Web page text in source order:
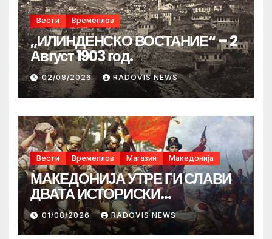
Вести Времеплов
„ИЛИНДЕНСКО ВОСТАНИЕ“ – 2
Август 1903 год.
02/08/2026 RADOVIS NEWS
Вести Времеплов Магазин Македонија
МАКЕДОНИЈА УТРЕ ГИ СЛАВИ
ДВАТА ИСТОРИСКИ
ИЛИНДЕНА!
01/08/2026 RADOVIS NEWS